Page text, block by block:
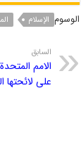
الوسوم الإسلام
السابق
الامم
على لائحتها